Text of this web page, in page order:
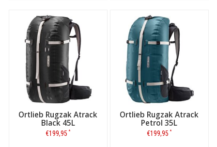
Ortlieb Rugzak Atrack
Black 45L
€199,95 *
Ortlieb Rugzak Atrack
Petrol 35L
€199,95 *